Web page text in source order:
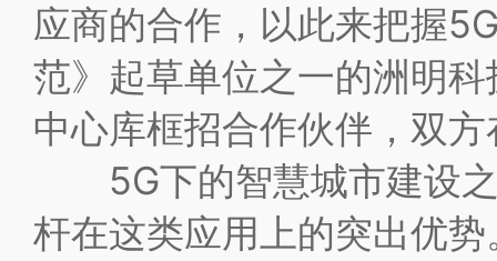
应商的合作，以此来把握
范》起草单位之一的洲明
中心库框招合作伙伴，双
5G下的智慧城市建设之
杆在这类应用上的突出优